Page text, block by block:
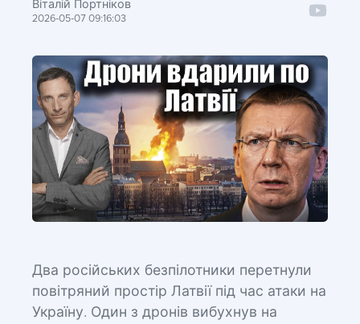
Віталій Портніков
2026-05-07 09:16:03
Два російських безпілотники перетнули
повітряний простір Латвії під час атаки на
Україну. Один з дронів вибухнув на